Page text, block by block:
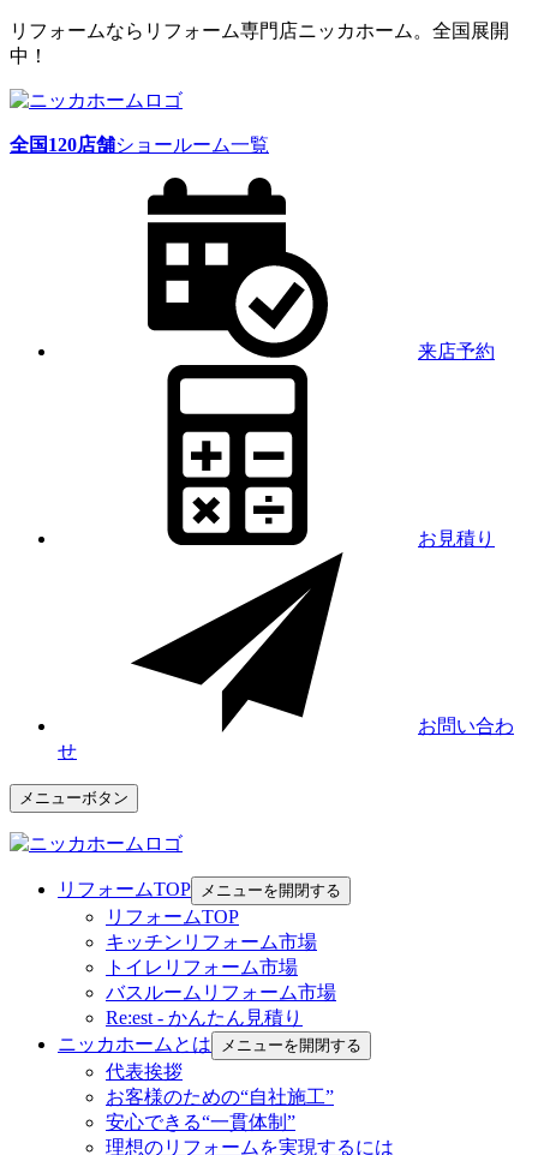
リフォームならリフォーム専門店ニッカホーム。全国展開
中！
全国120店舗ショールーム一覧
来店予約
お見積り
お問い合わ
せ
メニューボタン
リフォームTOP メニューを開閉する
リフォームTOP
キッチンリフォーム市場
トイレリフォーム市場
バスルームリフォーム市場
Re:est - かんたん見積り
ニッカホームとは
メニューを開閉する
代表挨拶
お客様のための“自社施工”
安心できる“一貫体制”
理想のリフォームを実現するには